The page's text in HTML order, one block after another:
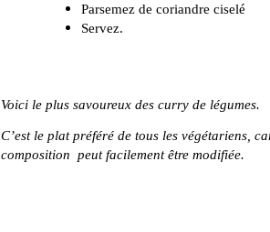
Parsemez de coriandre ciselé
Servez.
Voici le plus savoureux des curry de légumes.
C’est le plat préféré de tous les végétariens,
composition peut facilement être modifiée.